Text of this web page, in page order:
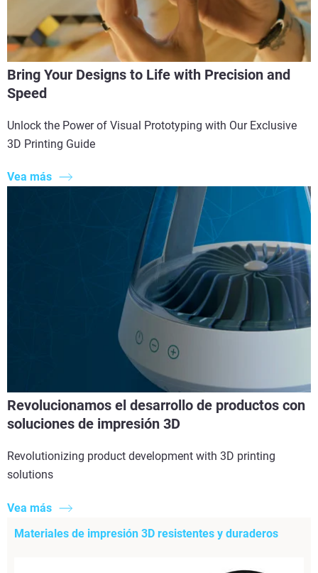
Bring Your Designs to Life with Precision and
Speed
Unlock the Power of Visual Prototyping with Our Exclusive
3D Printing Guide
Vea más
Revolucionamos el desarrollo de productos con
soluciones de impresión 3D
Revolutionizing product development with 3D printing
solutions
Vea más
Materiales de impresión 3D resistentes y duraderos